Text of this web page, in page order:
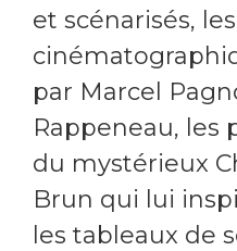
et scénarisés,
par Marcel
Rappeneau, les
du mystérieux
Brun qui lui
les tableaux de